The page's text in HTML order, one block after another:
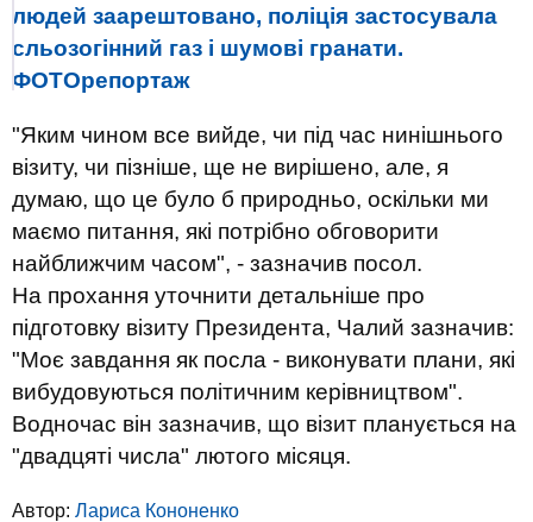
людей заарештовано, поліція застосувала
сльозогінний газ і шумові гранати.
ФОТОрепортаж
"Яким чином все вийде, чи під час нинішнього
візиту, чи пізніше, ще не вирішено, але, я
думаю, що це було б природньо, оскільки ми
маємо питання, які потрібно обговорити
найближчим часом", - зазначив посол.
На прохання уточнити детальніше про
підготовку візиту Президента, Чалий зазначив:
"Моє завдання як посла - виконувати плани, які
вибудовуються політичним керівництвом".
Водночас він зазначив, що візит планується на
"двадцяті числа" лютого місяця.
Автор: Лариса Кононенко